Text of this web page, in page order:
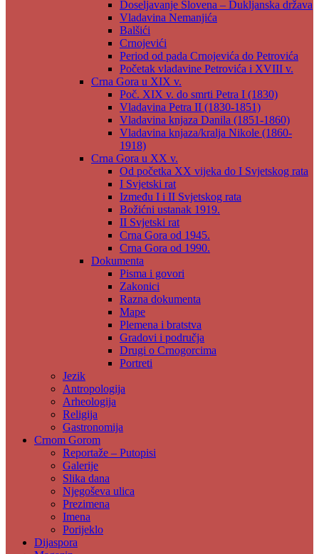
Doseljavanje Slovena – Dukljanska država
Vladavina Nemanjića
Balšići
Crnojevići
Period od pada Crnojevića do Petrovića
Početak vladavine Petrovića i XVIII v.
Crna Gora u XIX v.
Poč. XIX v. do smrti Petra I (1830)
Vladavina Petra II (1830-1851)
Vladavina knjaza Danila (1851-1860)
Vladavina knjaza/kralja Nikole (1860-
1918)
Crna Gora u XX v.
Od početka XX vijeka do I Svjetskog rata
I Svjetski rat
Između I i II Svjetskog rata
Božićni ustanak 1919.
II Svjetski rat
Crna Gora od 1945.
Crna Gora od 1990.
Dokumenta
Pisma i govori
Zakonici
Razna dokumenta
Mape
Plemena i bratstva
Gradovi i područja
Drugi o Crnogorcima
Portreti
Jezik
Antropologija
Arheologija
Religija
Gastronomija
Crnom Gorom
Reportaže – Putopisi
Galerije
Slika dana
Njegoševa ulica
Prezimena
Imena
Porijeklo
Dijaspora